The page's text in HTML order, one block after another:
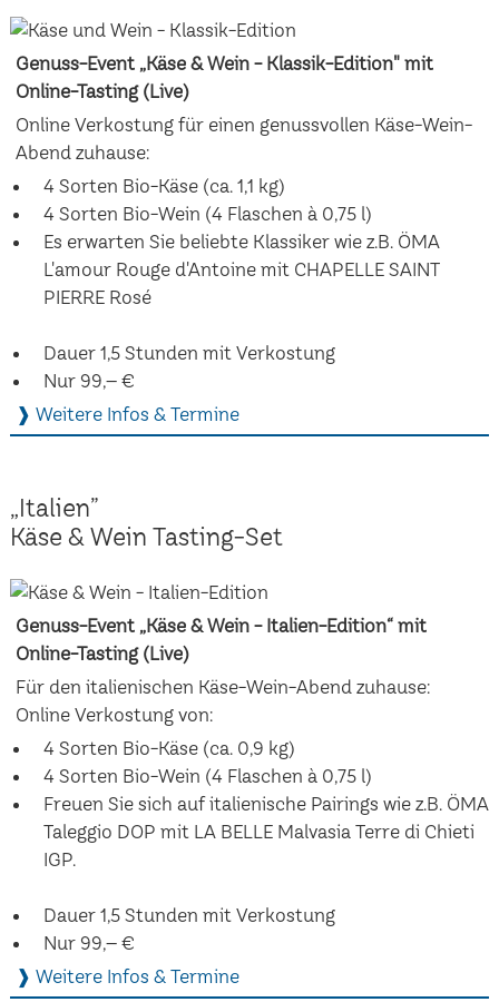
Genuss-Event „Käse & Wein - Klassik-Edition" mit
Online-Tasting (Live)
Online Verkostung für einen genussvollen Käse-Wein-
Abend zuhause:
4 Sorten Bio-Käse (ca. 1,1 kg)
4 Sorten Bio-Wein (4 Flaschen à 0,75 l)
Es erwarten Sie beliebte Klassiker wie z.B. ÖMA
L'amour Rouge d'Antoine mit CHAPELLE SAINT
PIERRE Rosé
Dauer 1,5 Stunden mit Verkostung
Nur 99,– €
❱ Weitere Infos & Termine
„Italien”
Käse & Wein Tasting-Set
Genuss-Event „Käse & Wein - Italien-Edition“ mit
Online-Tasting (Live)
Für den italienischen Käse-Wein-Abend zuhause:
Online Verkostung von:
4 Sorten Bio-Käse (ca. 0,9 kg)
4 Sorten Bio-Wein (4 Flaschen à 0,75 l)
Freuen Sie sich auf italienische Pairings wie z.B. ÖMA
Taleggio DOP mit LA BELLE Malvasia Terre di Chieti
IGP.
Dauer 1,5 Stunden mit Verkostung
Nur 99,– €
❱ Weitere Infos & Termine